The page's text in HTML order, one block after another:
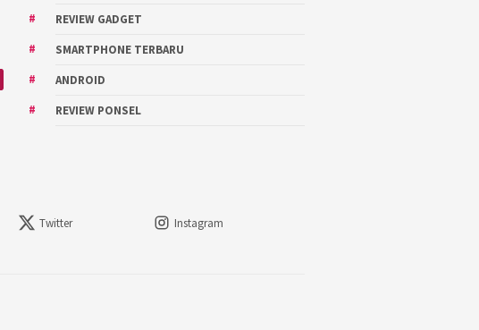
REVIEW GADGET
SMARTPHONE TERBARU
ANDROID
REVIEW PONSEL
Twitter Instagram